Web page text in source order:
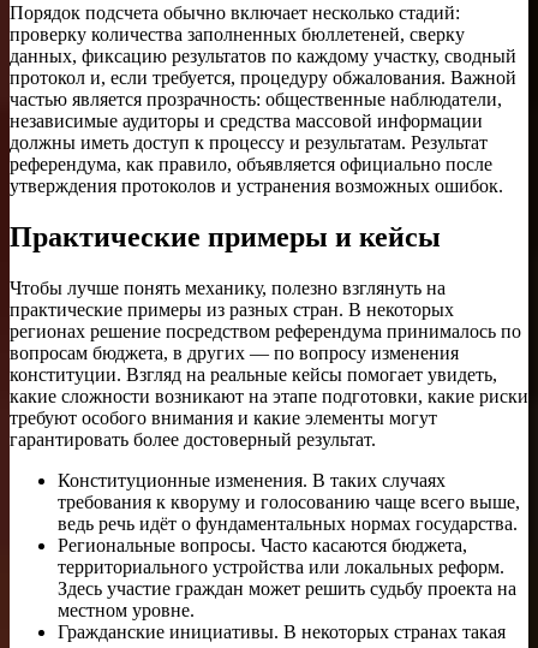
Порядок подсчета обычно включает несколько стадий:
проверку количества заполненных бюллетеней, сверку
данных, фиксацию результатов по каждому участку, сводный
протокол и, если требуется, процедуру обжалования. Важной
частью является прозрачность: общественные наблюдатели,
независимые аудиторы и средства массовой информации
должны иметь доступ к процессу и результатам. Результат
референдума, как правило, объявляется официально после
утверждения протоколов и устранения возможных ошибок.
Практические примеры и кейсы
Чтобы лучше понять механику, полезно взглянуть на
практические примеры из разных стран. В некоторых
регионах решение посредством референдума принималось по
вопросам бюджета, в других — по вопросу изменения
конституции. Взгляд на реальные кейсы помогает увидеть,
какие сложности возникают на этапе подготовки, какие риски
требуют особого внимания и какие элементы могут
гарантировать более достоверный результат.
Конституционные изменения. В таких случаях
требования к кворуму и голосованию чаще всего выше,
ведь речь идёт о фундаментальных нормах государства.
Региональные вопросы. Часто касаются бюджета,
территориального устройства или локальных реформ.
Здесь участие граждан может решить судьбу проекта на
местном уровне.
Гражданские инициативы. В некоторых странах такая